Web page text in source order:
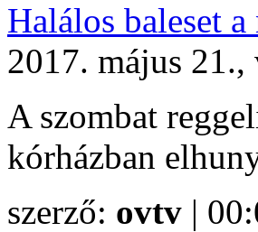
Halálos baleset
2017. május 21.,
A szombat
kórházban
szerző: ovtv |